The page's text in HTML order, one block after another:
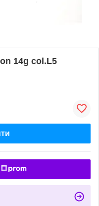
14g col.L5